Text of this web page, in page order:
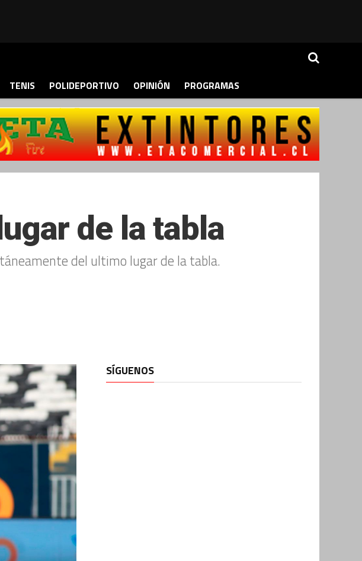
TENIS POLIDEPORTIVO OPINIÓN PROGRAMAS
de la tabla
del ultimo lugar de la tabla.
SÍGUENOS